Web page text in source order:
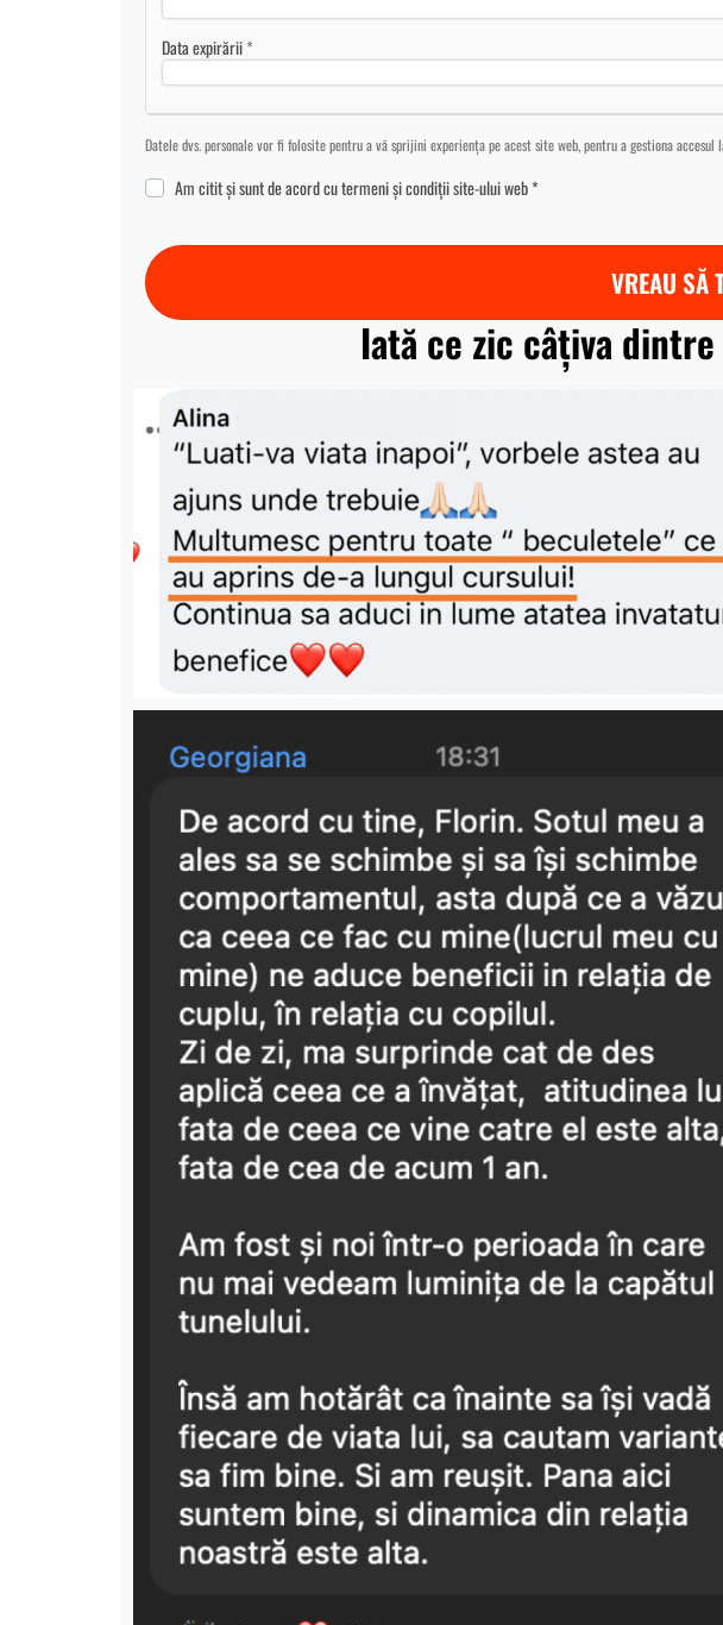
Data expirării*
Datele dvs. personale vor fi folosite pentru a vă sprijini experiența pe acest site web, pentru a gestiona
Am citit și sunt de acord cutermeni și condițiisite-ului web*
VREAU SĂ
Iată ce zic câțiva